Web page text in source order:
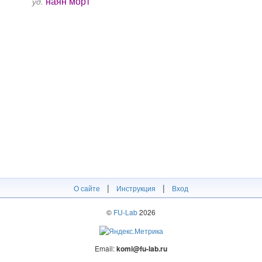
О сайте | Инструкция | Вход
© FU-Lab2026
Email:komi@fu-lab.ru